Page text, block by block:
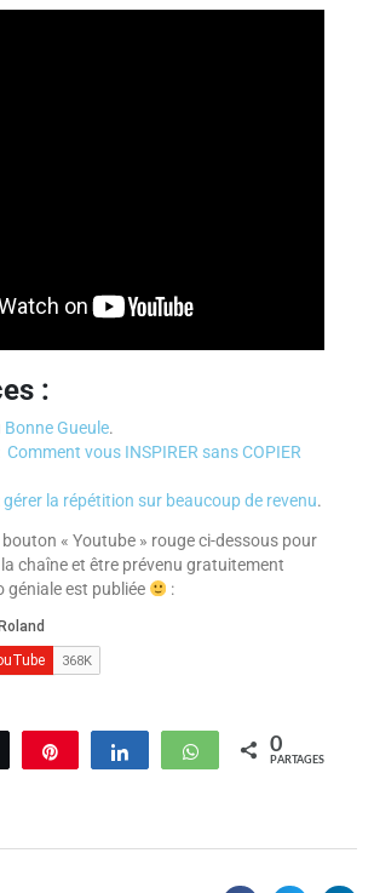
:
Bonne Gueule.
Comment vous INSPIRER sans COPIER
gérer la répétition sur beaucoup de revenu.
bouton « Youtube » rouge ci-dessous pour
chaîne et être prévenu gratuitement
géniale est publiée
:
Tweetez Enregistrer Partagez WhatsApp
0
PARTAGES